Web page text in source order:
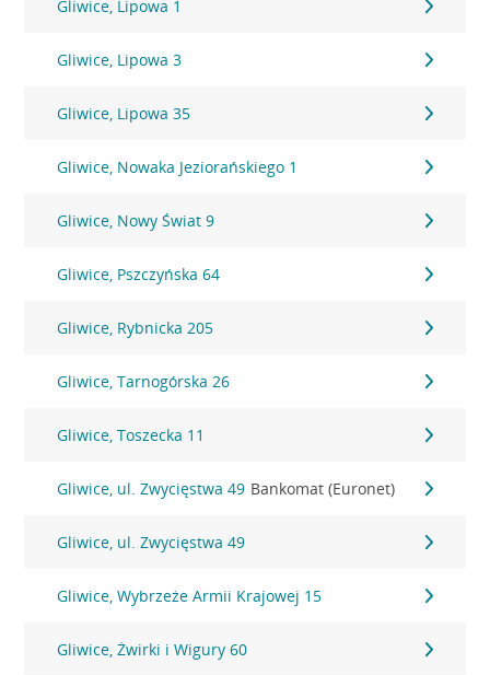
Gliwice, Lipowa 1
Gliwice, Lipowa 3
Gliwice, Lipowa 35
Gliwice, Nowaka Jeziorańskiego 1
Gliwice, Nowy Świat 9
Gliwice, Pszczyńska 64
Gliwice, Rybnicka 205
Gliwice, Tarnogórska 26
Gliwice, Toszecka 11
Gliwice, ul. Zwycięstwa 49 Bankomat (Euronet)
Gliwice, ul. Zwycięstwa 49
Gliwice, Wybrzeże Armii Krajowej 15
Gliwice, Żwirki i Wigury 60